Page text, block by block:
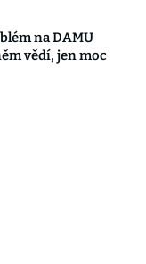
na DAMU
vědí, jen moc